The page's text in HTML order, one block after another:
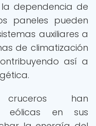
dependencia de
paneles pueden
auxiliares a
de climatización
así a
han
eólicas en sus